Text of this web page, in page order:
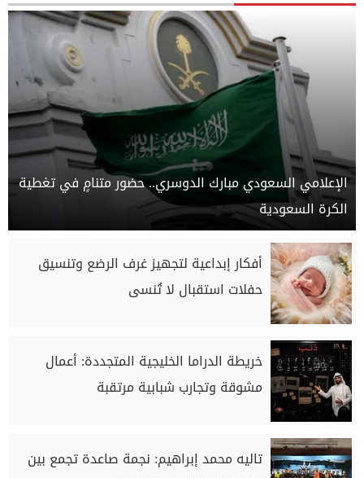
الإعلامي السعودي مبارك الدوسري.. حضور متنامٍ في تغطية
الكرة السعودية
أفكار إبداعية لتجهيز غرف الرضع وتنسيق
حفلات استقبال لا تُنسى
خريطة الدراما الخليجية المتجددة: أعمال
مشوقة وتجارب شبابية مرتقبة
تاليه محمد إبراهيم: نجمة صاعدة تجمع بين